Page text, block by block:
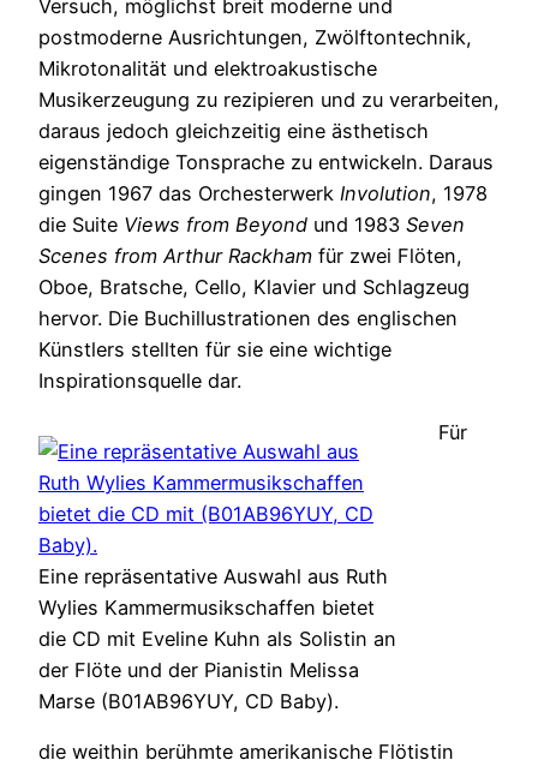
Versuch, möglichst breit moderne und
postmoderne Ausrichtungen, Zwölftontechnik,
Mikrotonalität und elektroakustische
Musikerzeugung zu rezipieren und zu verarbeiten,
daraus jedoch gleichzeitig eine ästhetisch
eigenständige Tonsprache zu entwickeln. Daraus
gingen 1967 das Orchesterwerk Involution, 1978
die Suite Views from Beyond und 1983 Seven
Scenes from Arthur Rackham für zwei Flöten,
Oboe, Bratsche, Cello, Klavier und Schlagzeug
hervor. Die Buchillustrationen des englischen
Künstlers stellten für sie eine wichtige
Inspirationsquelle dar.
Eine repräsentative Auswahl aus Ruth
Wylies Kammermusikschaffen bietet
die CD mit Eveline Kuhn als Solistin an
der Flöte und der Pianistin Melissa
Marse (B01AB96YUY, CD Baby).
Für
die weithin berühmte amerikanische Flötistin